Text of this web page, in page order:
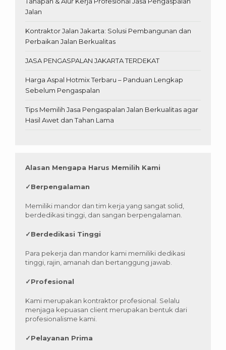
Jalan
Kontraktor Jalan Jakarta: Solusi Pembangunan dan
Perbaikan Jalan Berkualitas
JASA PENGASPALAN JAKARTA TERDEKAT
Harga Aspal Hotmix Terbaru – Panduan Lengkap
Sebelum Pengaspalan
Tips Memilih Jasa Pengaspalan Jalan Berkualitas agar
Hasil Awet dan Tahan Lama
Alasan Mengapa Harus Memilih Kami
✓Berpengalaman
Memiliki mandor dan tim kerja yang sangat solid,
berdedikasi tinggi, dan sangan berpengalaman.
✓Berdedikasi Tinggi
Para pekerja dan mandor kami memiliki dedikasi
tinggi, rajin, amanah dan bertanggung jawab.
✓Profesional
Kami merupakan kontraktor profesional. Selalu
menjaga kepuasan client merupakan bentuk dari
profesionalisme kami.
✓Pelayanan Prima